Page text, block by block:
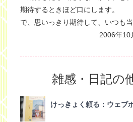
期待するときほど口にします。
で、思いっきり期待して、いつも当
2006年10
雑感・日記の
けっきょく頼る：ウェブ